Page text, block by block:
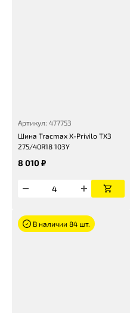
Артикул: 477753
Шина Tracmax X-Privilo TX3
275/40R18 103Y
8 010 ₽
В наличии 84 шт.